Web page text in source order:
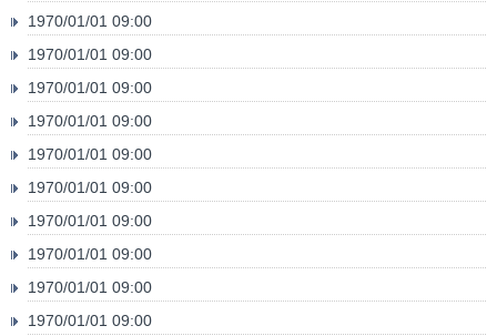
1970/01/01 09:00
1970/01/01 09:00
1970/01/01 09:00
1970/01/01 09:00
1970/01/01 09:00
1970/01/01 09:00
1970/01/01 09:00
1970/01/01 09:00
1970/01/01 09:00
1970/01/01 09:00